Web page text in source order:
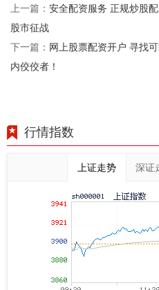
上一篇： 安全配资服务 正规炒股
股市征战
下一篇： 网上股票配资开户 寻找
内佼佼者！
行情指数
上证走势 深证